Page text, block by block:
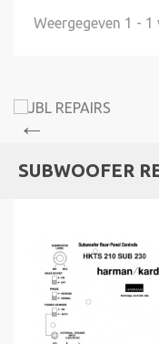
Weergegeven 1 - 1
SUBWOOFER